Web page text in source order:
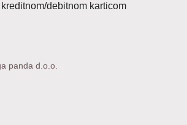
debitnom karticom
panda d.o.o.